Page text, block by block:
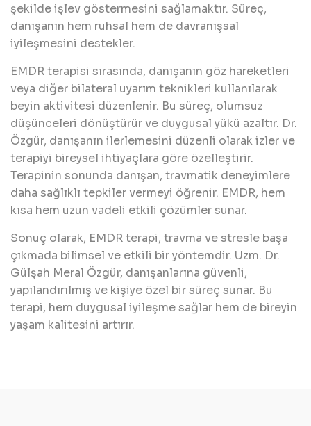
şekilde işlev göstermesini sağlamaktır. Süreç,
danışanın hem ruhsal hem de davranışsal
iyileşmesini destekler.
EMDR terapisi sırasında, danışanın göz hareketleri
veya diğer bilateral uyarım teknikleri kullanılarak
beyin aktivitesi düzenlenir. Bu süreç, olumsuz
düşünceleri dönüştürür ve duygusal yükü azaltır. Dr.
Özgür, danışanın ilerlemesini düzenli olarak izler ve
terapiyi bireysel ihtiyaçlara göre özelleştirir.
Terapinin sonunda danışan, travmatik deneyimlere
daha sağlıklı tepkiler vermeyi öğrenir. EMDR, hem
kısa hem uzun vadeli etkili çözümler sunar.
Sonuç olarak, EMDR terapi, travma ve stresle başa
çıkmada bilimsel ve etkili bir yöntemdir. Uzm. Dr.
Gülşah Meral Özgür, danışanlarına güvenli,
yapılandırılmış ve kişiye özel bir süreç sunar. Bu
terapi, hem duygusal iyileşme sağlar hem de bireyin
yaşam kalitesini artırır.